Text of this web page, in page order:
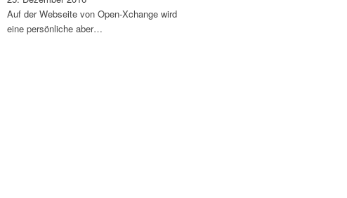
Auf der Webseite von Open-Xchange wird
eine persönliche aber…